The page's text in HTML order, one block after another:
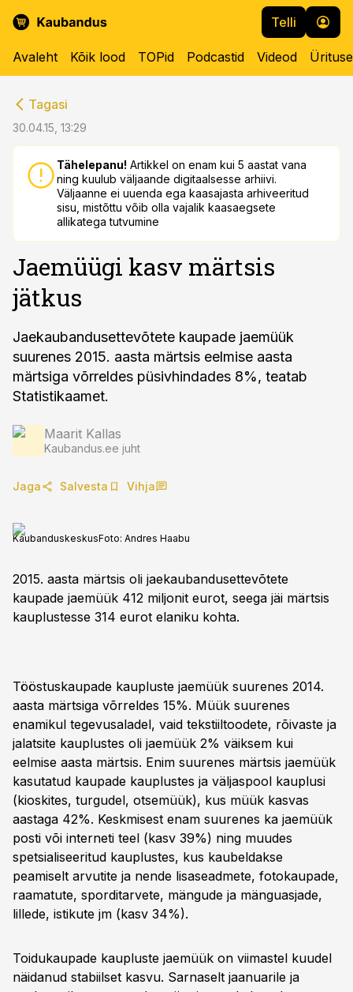
Telli
Avaleht Kõik lood TOPid Podcastid Videod
Tagasi
30.04.15, 13:29
Tähelepanu! Artikkel on enam kui 5 aastat vana
ning kuulub väljaande digitaalsesse arhiivi.
Väljaanne ei uuenda ega kaasajasta arhiveeritud
sisu, mistõttu võib olla vajalik kaasaegsete
allikatega tutvumine
Jaemüügi kasv märtsis
jätkus
Jaekaubandusettevõtete kaupade jaemüük
suurenes 2015. aasta märtsis eelmise aasta
märtsiga võrreldes püsivhindades 8%, teatab
Statistikaamet.
Maarit Kallas
Kaubandus.ee juht
Jaga Salvesta Vihja
KaubanduskeskusFoto: Andres Haabu
2015. aasta märtsis oli jaekaubandusettevõtete
kaupade jaemüük 412 miljonit eurot, seega jäi märtsis
kauplustesse 314 eurot elaniku kohta.
Tööstuskaupade kaupluste jaemüük suurenes 2014.
aasta märtsiga võrreldes 15%. Müük suurenes
enamikul tegevusaladel, vaid tekstiiltoodete, rõivaste ja
jalatsite kauplustes oli jaemüük 2% väiksem kui
eelmise aasta märtsis. Enim suurenes märtsis jaemüük
kasutatud kaupade kauplustes ja väljaspool kauplusi
(kioskites, turgudel, otsemüük), kus müük kasvas
aastaga 42%. Keskmisest enam suurenes ka jaemüük
posti või interneti teel (kasv 39%) ning muudes
spetsialiseeritud kauplustes, kus kaubeldakse
peamiselt arvutite ja nende lisaseadmete, fotokaupade,
raamatute, sporditarvete, mängude ja mänguasjade,
lillede, istikute jm (kasv 34%).
Toidukaupade kaupluste jaemüük on viimastel kuudel
näidanud stabiilset kasvu. Sarnaselt jaanuarile ja